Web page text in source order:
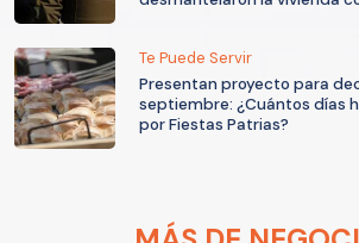
Te Puede Servir
Presentan proyecto para
septiembre: ¿Cuántos días
por Fiestas Patrias?